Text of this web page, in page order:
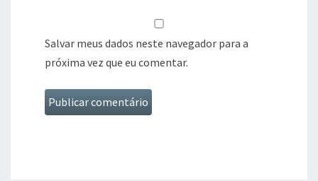
Salvar meus dados neste navegador para a
próxima vez que eu comentar.